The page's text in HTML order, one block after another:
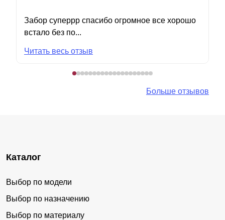
Забор суперрр спасибо огромное все хорошо
встало без по...
Читать весь отзыв
Больше отзывов
Каталог
Выбор по модели
Выбор по назначению
Выбор по материалу